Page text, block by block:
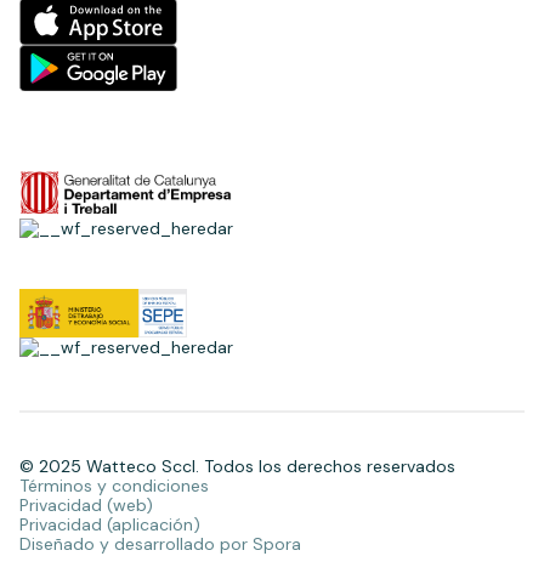
© 2025 Watteco Sccl. Todos los derechos reservados
Términos y condiciones
Privacidad (web)
Privacidad (aplicación)
Diseñado y desarrollado por Spora